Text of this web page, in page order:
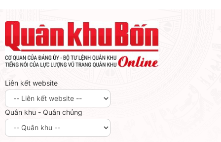
Liên kết website
Quân khu - Quân chủng